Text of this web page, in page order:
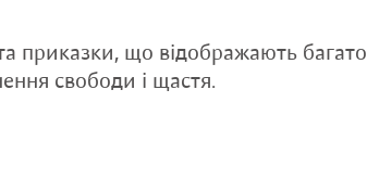
приказки, що відображають
свободи і щастя.